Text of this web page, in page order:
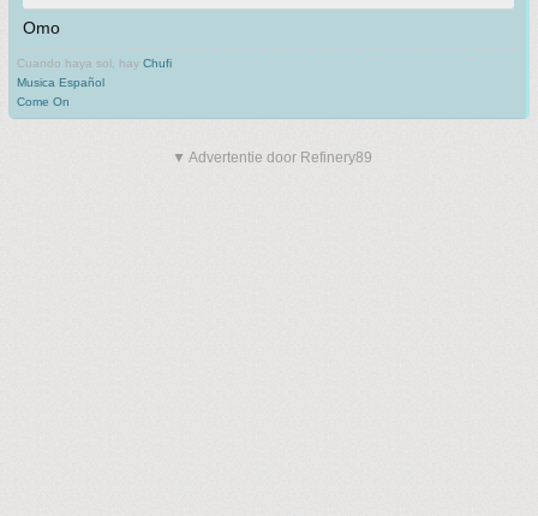
Omo
Cuando haya sol, hay Chufi
Musica Español
Come On
▼ Advertentie door Refinery89